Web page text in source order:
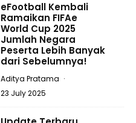
eFootball Kembali
Ramaikan FIFAe
World Cup 2025
Jumlah Negara
Peserta Lebih Banyak
dari Sebelumnya!
Aditya Pratama ·
23 July 2025